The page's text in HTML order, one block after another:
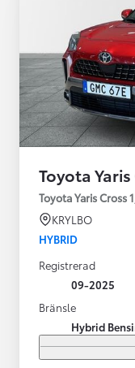
Toyota
Toyota Yaris Cross
KRYLBO
HYBRID
Registrerad
09-2025
Bränsle
Hybrid